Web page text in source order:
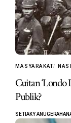
MASYARAKAT
Cuitan ‘Londo
Publik?
SETIAKY